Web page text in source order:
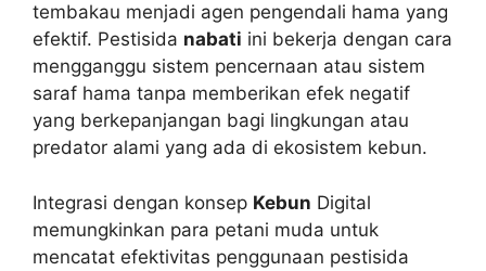
tembakau menjadi agen pengendali hama yang
efektif. Pestisida nabati ini bekerja dengan cara
mengganggu sistem pencernaan atau sistem
saraf hama tanpa memberikan efek negatif
yang berkepanjangan bagi lingkungan atau
predator alami yang ada di ekosistem kebun.
Integrasi dengan konsep Kebun Digital
memungkinkan para petani muda untuk
mencatat efektivitas penggunaan pestisida